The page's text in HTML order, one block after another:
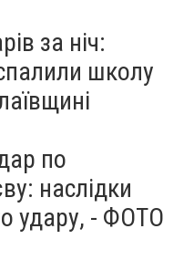
за ніч:
школу
по
наслідки
удару, - ФОТО